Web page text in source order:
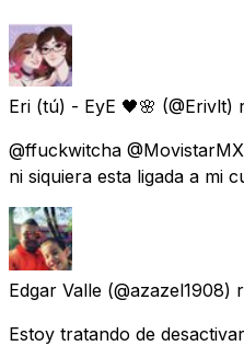
Eri (tú) - EyE 🖤🌸 (@Erivlt)
@ffuckwitcha
ni siquiera esta ligada a mi
Edgar Valle (@azazel1908)
Estoy tratando de